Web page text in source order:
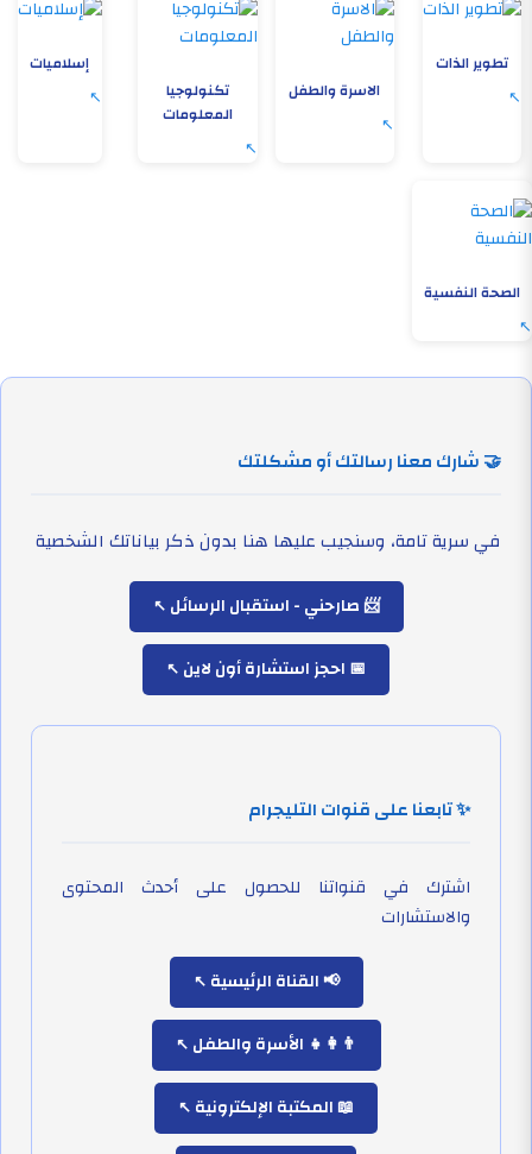
تطوير الذات
الاسرة والطفل
تكنولوجيا
المعلومات
إسلاميات
الصحة النفسية
🤝 شارك معنا رسالتك أو مشكلتك
في سرية تامة، وسنجيب عليها هنا بدون ذكر بياناتك الشخصية
📨 صارحني - استقبال الرسائل
📅 احجز استشارة أون لاين
✨ تابعنا على قنوات التليجرام
اشترك في قنواتنا للحصول على أحدث المحتوى
والاستشارات
📢 القناة الرئيسية
👨‍👩‍👧 الأسرة والطفل
📖 المكتبة الإلكترونية